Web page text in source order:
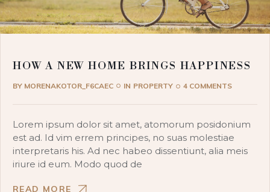
HOW A NEW HOME BRINGS HAPPINESS
BY MORENAKOTOR_F6CAEC IN PROPERTY 4 COMMENTS
Lorem ipsum dolor sit amet, atomorum posidonium
est ad. Id vim errem principes, no suas molestiae
interpretaris his. Ad nec habeo dissentiunt, alia meis
iriure id eum. Modo quod de
READ MORE